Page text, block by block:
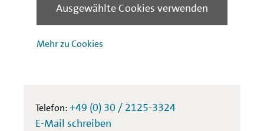
Mehr zu Cookies
Ausgewählte Cookies verwenden
Telefon:+49 (0) 30 / 2125-3324
E-Mail schreiben